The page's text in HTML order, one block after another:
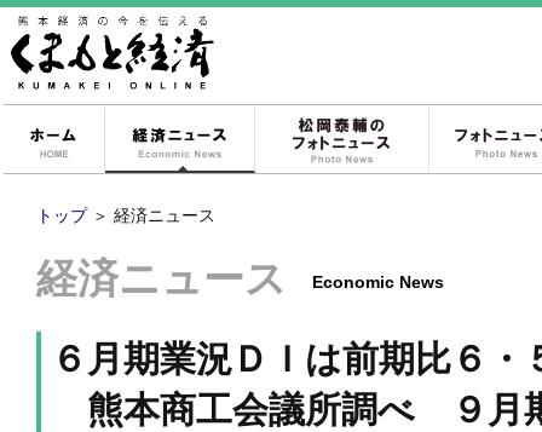
経済ニュース
トップ ＞ 経済ニュース
経済ニュース Economic News
６月期業況ＤＩは前期比６
熊本商工会議所調べ ９月